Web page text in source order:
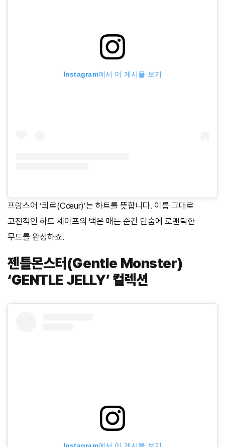
Instagram에서 이 게시물 보기
프랑스어 ‘쾨르(Cœur)’는 하트를 뜻합니다. 이름 그대로
고전적인 하트 셰이프의 백은 매는 순간 단숨에 로맨틱한
무드를 완성하죠.
젠틀몬스터(Gentle Monster)
‘GENTLE JELLY’ 컬렉션